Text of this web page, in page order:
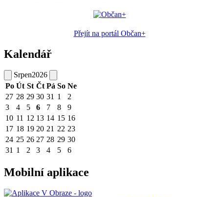
Přejít na portál Občan+
Kalendář
Srpen2026
Po Út St Čt Pá So Ne
27 28 29 30 31 1
2
3
4 5 6 7 8
9
10 11 12 13 14 15 16
17 18 19 20 21 22 23
24 25 26 27 28 29 30
31 1 2 3 4 5 6
Mobilní aplikace